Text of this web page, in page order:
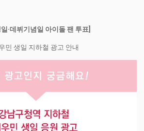
일·데뷔기념일 아이돌 팬 투표]
민 생일 지하철 광고 안내